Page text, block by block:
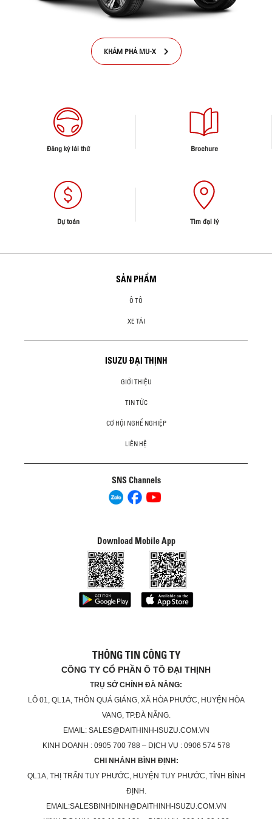
KHÁM PHÁ MU-X
Đăng ký lái thử Brochure
Dự toán Tìm đại lý
SẢN PHẨM
Ô TÔ
XE TẢI
ISUZU ĐẠI THỊNH
GIỚI THIỆU
TIN TỨC
CƠ HỘI NGHỀ NGHIỆP
LIÊN HỆ
SNS Channels
Download Mobile App
THÔNG TIN CÔNG TY
CÔNG TY CỔ PHẦN Ô TÔ ĐẠI THỊNH
TRỤ SỞ CHÍNH ĐÀ NẴNG:
LÔ 01, QL1A, THÔN QUÁ GIÁNG, XÃ HÒA PHƯỚC, HUYỆN HÒA
VANG, TP.ĐÀ NẴNG.
EMAIL: SALES@DAITHINH-ISUZU.COM.VN
KINH DOANH : 0905 700 788 – DỊCH VỤ : 0906 574 578
CHI NHÁNH BÌNH ĐỊNH:
QL1A, THỊ TRẤN TUY PHƯỚC, HUYỆN TUY PHƯỚC, TỈNH BÌNH
ĐỊNH.
EMAIL:SALESBINHDINH@DAITHINH-ISUZU.COM.VN